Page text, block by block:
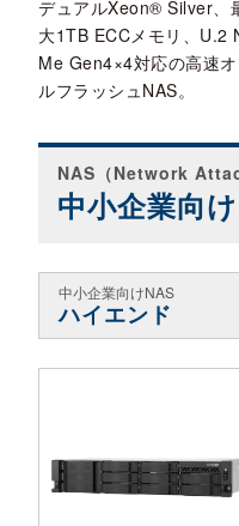
デュアルXeon® Silver、
大1TB ECCメモリ、U.2
Me Gen4×4対応の高速
ルフラッシュNAS。
NAS（Network
中小企業向
中小企業向けNAS
ハイエンド